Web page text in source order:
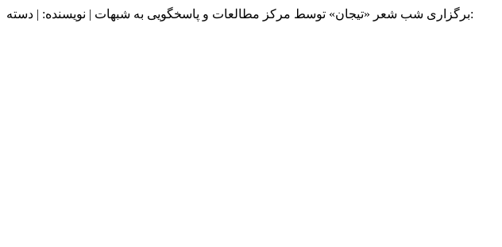
برگزاری شب شعر «تیجان» توسط مرکز مطالعات و پاسخگویی به شبهات | نویسنده: | دسته: